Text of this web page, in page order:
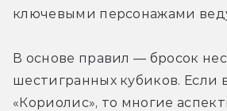
ключевыми персонажами
В основе правил — бросок
шестигранных кубиков. Если
«Кориолис», то многие